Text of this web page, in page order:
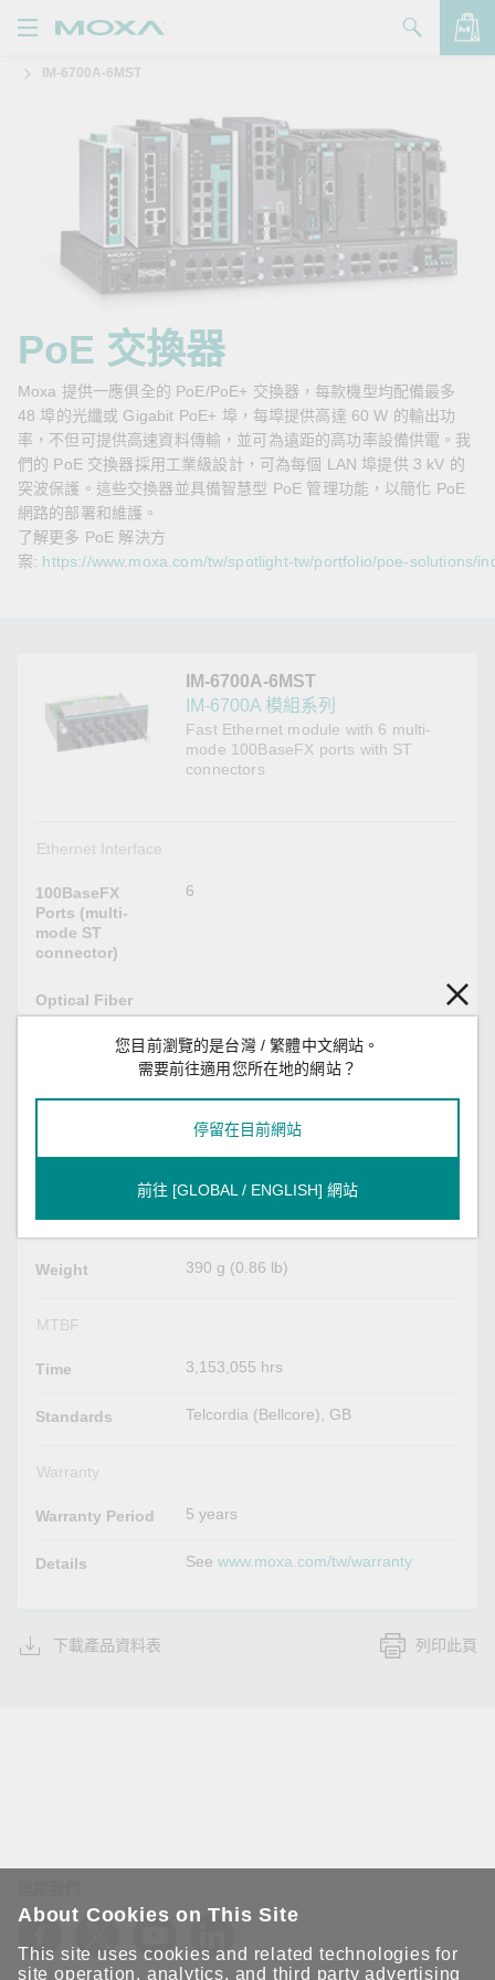
品
絡我們
Zone
Moxa
IM-6700A-6MST
PoE 交換器
Moxa 提供一應俱全的 PoE/PoE+ 交換器，每款機型均配備最多
48 埠的光纖或 Gigabit PoE+ 埠，每埠提供高達 60 W 的輸出功
率，不但可提供高速資料傳輸，並可為遠距的高功率設備供電。我
們的 PoE 交換器採用工業級設計，可為每個 LAN 埠提供 3 kV 的
突波保護。這些交換器並具備智慧型 PoE 管理功能，以簡化 PoE
網路的部署和維護。
了解更多 PoE 解決方
案: https://www.moxa.com/tw/spotlight-tw/portfolio/poe-solutions/
IM-6700A-6MST
IM-6700A 模組系列
Fast Ethernet module with 6 multi-
mode 100BaseFX ports with ST
connectors
Ethernet Interface
100BaseFX
Ports (multi-
mode ST
connector)
6
Optical Fiber
Optical Fiber Read more
Power Parameters
Physical Characteristics
Weight 390 g (0.86 lb)
MTBF
Time 3,153,055 hrs
Standards Telcordia (Bellcore), GB
Warranty
Warranty Period 5 years
Details Seewww.moxa.com/tw/warranty
下載產品資料表 列印此頁
查看詢價明細
您目前瀏覽的是台灣 / 繁體中文網站。
需要前往適用您所在地的網站？
停留在目前網站
前往 [GLOBAL / ENGLISH] 網站
About Cookies on This Site
This site uses cookies and related technologies for
site operation, analytics, and third party advertising